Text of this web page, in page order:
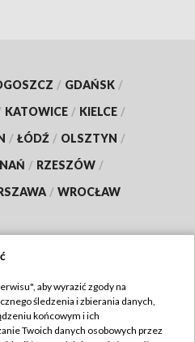
/ GDAŃSK /
KATOWICE / KIELCE /
/ ŁÓDŹ / OLSZTYN /
/ RZESZÓW /
/ WROCŁAW
TVP
TVP
aby wyrazić zgody na
śledzenia i zbierania danych,
końcowym i ich
Twoich danych osobowych przez